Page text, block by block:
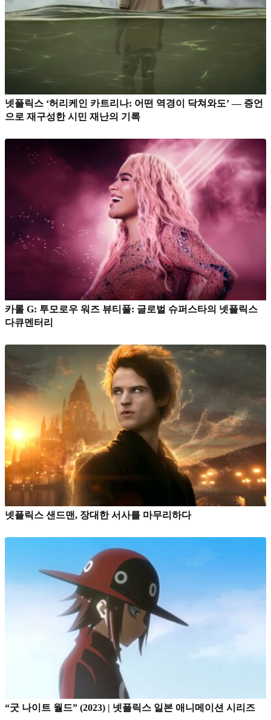
넷플릭스 ‘허리케인 카트리나: 어떤 역경이 닥쳐와도’ — 증언
으로 재구성한 시민 재난의 기록
카롤 G: 투모로우 워즈 뷰티풀: 글로벌 슈퍼스타의 넷플릭스
다큐멘터리
넷플릭스 샌드맨, 장대한 서사를 마무리하다
“굿 나이트 월드” (2023) | 넷플릭스 일본 애니메이션 시리즈